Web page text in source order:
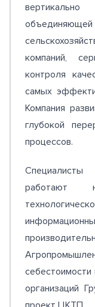
вертикально
компаний,
контроля
самых
Компания
глубокой
процессов.
работают
организаций